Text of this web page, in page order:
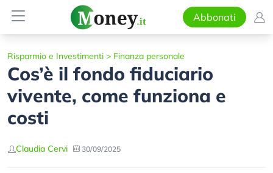
Abbonati
Risparmio e Investimenti > Finanza personale
Cos’è il fondo fiduciario
vivente, come funziona e
costi
Claudia Cervi 30/09/2025